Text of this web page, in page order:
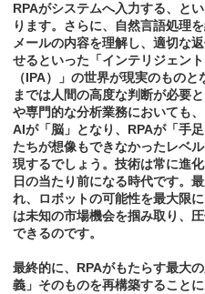
RPAがシステムへ入力する、と
ります。さらに、自然言語処理
メールの内容を理解し、適切な
せるといった「インテリジェン
（IPA）」の世界が現実のもの
までは人間の高度な判断が必要
や専門的な分析業務においても
AIが「脳」となり、RPAが「手
たちが想像もできなかったレベ
現するでしょう。技術は常に進
日の当たり前になる時代です。
れ、ロボットの可能性を最大限
は未知の市場機会を掴み取り、
できるのです。
最終的に、RPAがもたらす最大
義」そのものを再構築すること